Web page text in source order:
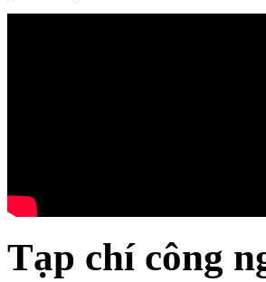
Tạp chí công